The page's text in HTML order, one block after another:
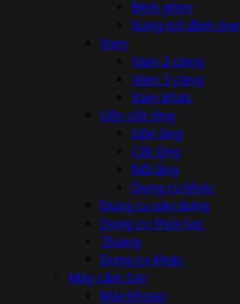
Đinh ghim
Súng rút đinh rive
Vam
Vam 2 càng
Vam 3 càng
Vam khác
Uốn cắt ống
Uốn ống
Cắt ống
Nối ống
Dụng cụ khác
Dụng cụ xây dựng
Dụng cụ thủy lực
Thang
Dụng cụ khác
Máy cầm tay
Máy khoan